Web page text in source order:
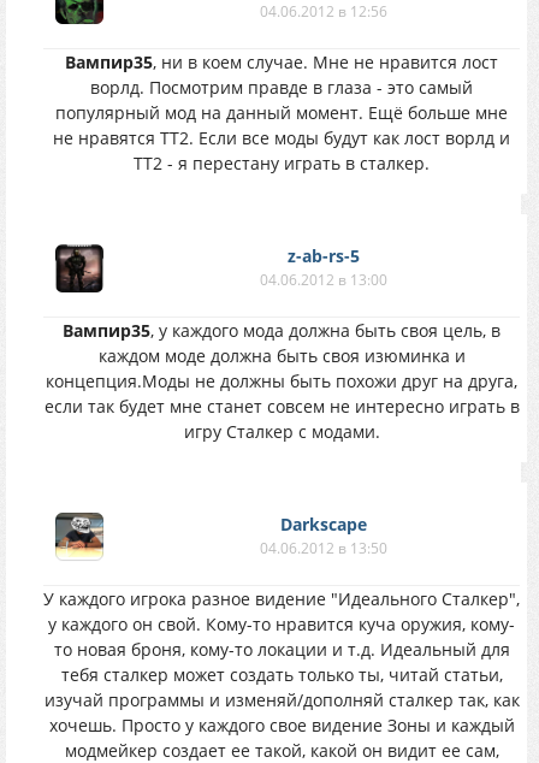
04.06.2012 в 12:56
Вампир35, ни в коем случае. Мне не нравится лост
ворлд. Посмотрим правде в глаза - это самый
популярный мод на данный момент. Ещё больше мне
не нравятся ТТ2. Если все моды будут как лост ворлд и
ТТ2 - я перестану играть в сталкер.
z-ab-rs-5
04.06.2012 в 13:00
Вампир35, у каждого мода должна быть своя цель, в
каждом моде должна быть своя изюминка и
концепция.Моды не должны быть похожи друг на друга,
если так будет мне станет совсем не интересно играть в
игру Сталкер с модами.
Darkscape
04.06.2012 в 13:50
У каждого игрока разное видение "Идеального Сталкер",
у каждого он свой. Кому-то нравится куча оружия, кому-
то новая броня, кому-то локации и т.д. Идеальный для
тебя сталкер может создать только ты, читай статьи,
изучай программы и изменяй/дополняй сталкер так, как
хочешь. Просто у каждого свое видение Зоны и каждый
модмейкер создает ее такой, какой он видит ее сам,